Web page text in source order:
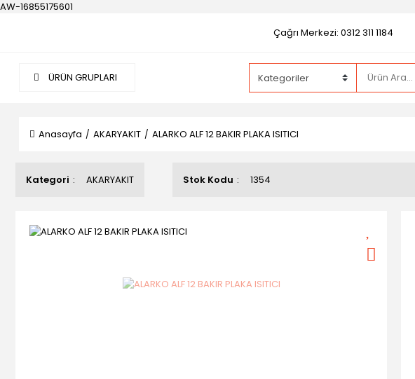
AW-16855175601
Çağrı Merkezi: 0312 311 1184
ÜRÜN GRUPLARI
Anasayfa AKARYAKIT ALARKO ALF 12 BAKIR PLAKA ISITICI
Kategori AKARYAKIT Stok Kodu 1354